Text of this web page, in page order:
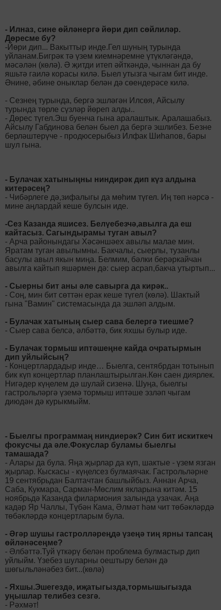
- Илназ, сине өйләнергә йөри дип сөйлиләр.
Дөресме бу?
-Йөри дип... Вакыттыр инде.Гел шуның турында
уйланам.Бигрәк тә үзем киемнәремне үтүкләгәндә,
мәсәлән (көлә). Ә җитди итеп әйткәндә, чыннан да бу
яшьтә гаилә корасы килә. Быел утызга чыгам бит инде.
Әнине, әбине оныклар белән дә сөендерәсе килә.
- Сезнең турында, бергә эшләгән Илсөя, Айсылу
турында төрле сүзләр йөреп алды..
- Дөрес түгел.Эш буенча гына аралаштык. Аралашабыз.
Айсылу Габдинова белән быел да бергә эшлибез. Безне
берләштерүче - продюсерыбыз Илфак Шиһапов, бары
шул гына.
- Булачак хатыныңны ниндирәк дип күз алдына
китерәсең?
- Чибәрлеге дә,зифалыгы да мөһим түгел. Иң төп нәрсә -
мине аңлардай кеше булсын иде.
-Сез Казанда яшисез. Белүебезчә,авылга да еш
кайтасыз. Сагындырамы туган авыл?
- Арча районындагы Хәсәншәех авылы малае мин.
Яратам туган авылымны. Бакчалы, сыерлы, тузанлы
басулы авыл якын миңа. Белмим, бәлки берәркайчан
авылга кайтып яшәрмен дә: сыер асрап,бакча утыртып...
- Сыерны бит аны әле савырга да кирәк..
- Соң, мин бит сөттән ерак кеше түгел (көлә). Шактый
гына "Вамин" системасында да эшләп алдым.
- Булачак хатының сыер сава белергә тиешме?
- Сыер сава белсә, әлбәттә, бик яхшы булыр иде.
- Булачак тормыш иптәшеңне кайда очратырмын
дип уйлыйсың?
- Концертлардадыр инде… Быелга, сентябрдан тотынып
бик күп концертлар планлаштырылган.Көн саен диярлек.
Нигәдер күңелем дә шулай сизенә. Шуңа, быелгы
гастрольләргә үземә тормыш иптәше эзләп чыгам
диюдән дә курыкмыйм.
- Быелгы программаң ниндиерәк? Син бит искиткеч
фокусчы да әле.Фокуслар буламы быелгы
тамашада?
- Алары да була. Яңа җырлар да күп, шактые - үзем язган
җырлар. Кыскасы - күңелсез булмаячак. Гастрольләрне
19 сентябрьдан Балтачтан башлыйбыз. Аннан Арча,
Саба, Кукмара, Сарман-Мөслим якларына китәм. 15
ноябрьдә Казанда филармония залында узачак. Аңа
кадәр Яр Чаллы, Түбән Кама, Әлмәт һәм чит төбәкләрдә
төбәкләрдә концертларым була.
- Әгәр шушы гастролләреңдә үзеңә тиң ярны тапсаң
өйләнәсеңме?
- Әлбәттә.Туй үткәрү белән проблема булмастыр дип
уйлыйм. Үзебез шуларны оештыру белән дә
шөгыльләнәбез бит...(көлә)
- Яхшы.Эшегездә, иҗатыгызда,тормышыгызда
уңышлар телибез сезгә.
- Рәхмәт!